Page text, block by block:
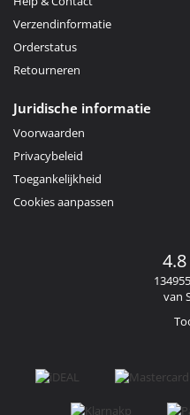
Verzendinformatie
Orderstatus
Retourneren
Juridische informatie
Voorwaarden
Privacybeleid
Toegankelijkheid
Cookies aanpassen
van